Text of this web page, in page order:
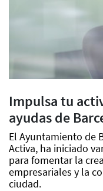
Impulsa tu
ayudas de
El Ayuntamiento de
Activa, ha iniciado
para fomentar la
empresariales y la
ciudad.